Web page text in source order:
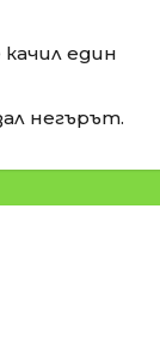
един
негърът.